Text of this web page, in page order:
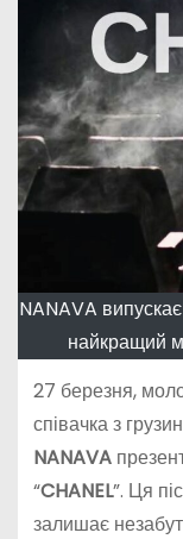
NANAVA
найкращий
27 березня,
співачка з
NANAVA
“CHANEL”. Ця
залишає